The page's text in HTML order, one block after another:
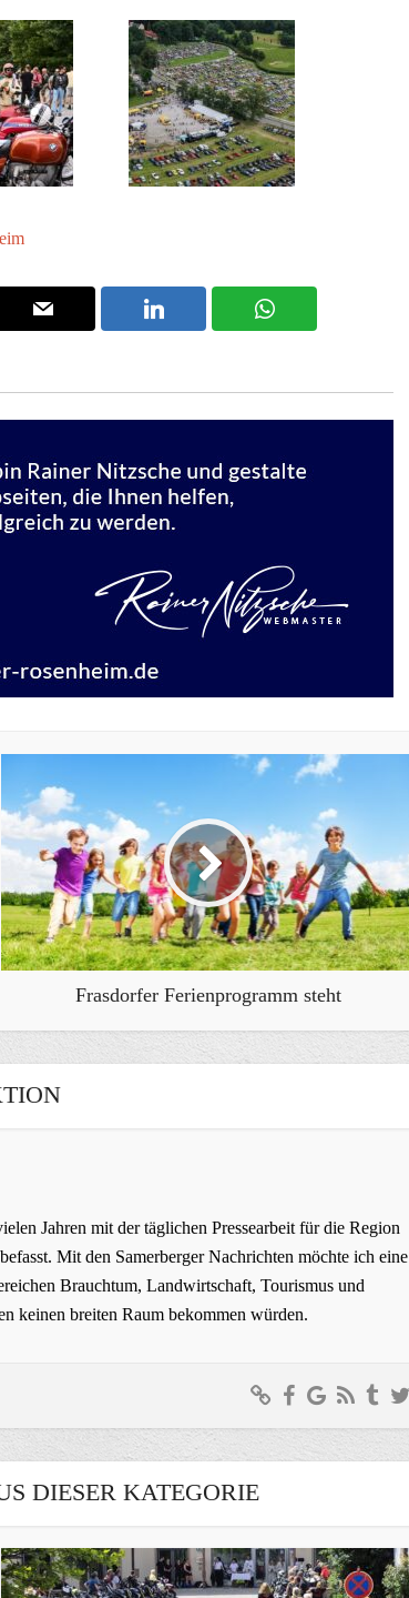
Frasdorfer Ferienprogramm steht
Jahren mit der täglichen Pressearbeit für die Region
Mit den Samerberger Nachrichten möchte ich eine
Brauchtum, Landwirtschaft, Tourismus und
keinen breiten Raum bekommen würden.
DIESER KATEGORIE